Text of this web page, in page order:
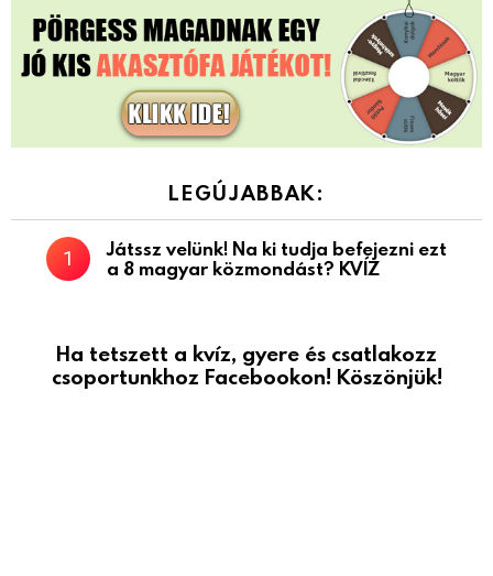
LEGÚJABBAK:
Játssz velünk! Na ki tudja befejezni ezt
a 8 magyar közmondást? KVÍZ
Ha tetszett a kvíz, gyere és csatlakozz
csoportunkhoz Facebookon! Köszönjük!